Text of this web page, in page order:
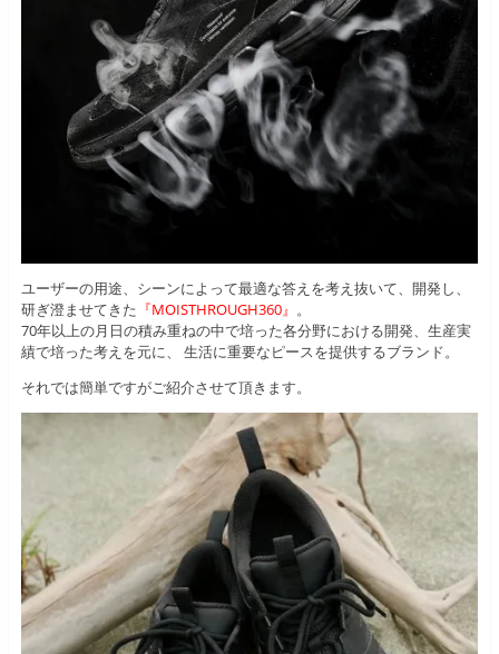
ユーザーの用途、シーンによって最適な答えを考え抜いて、開発し、
研ぎ澄ませてきた 『MOISTHROUGH360』 。
70年以上の月日の積み重ねの中で培った各分野における開発、生産実
績で培った考えを元に、 生活に重要なピースを提供するブランド。
それでは簡単ですがご紹介させて頂きます。